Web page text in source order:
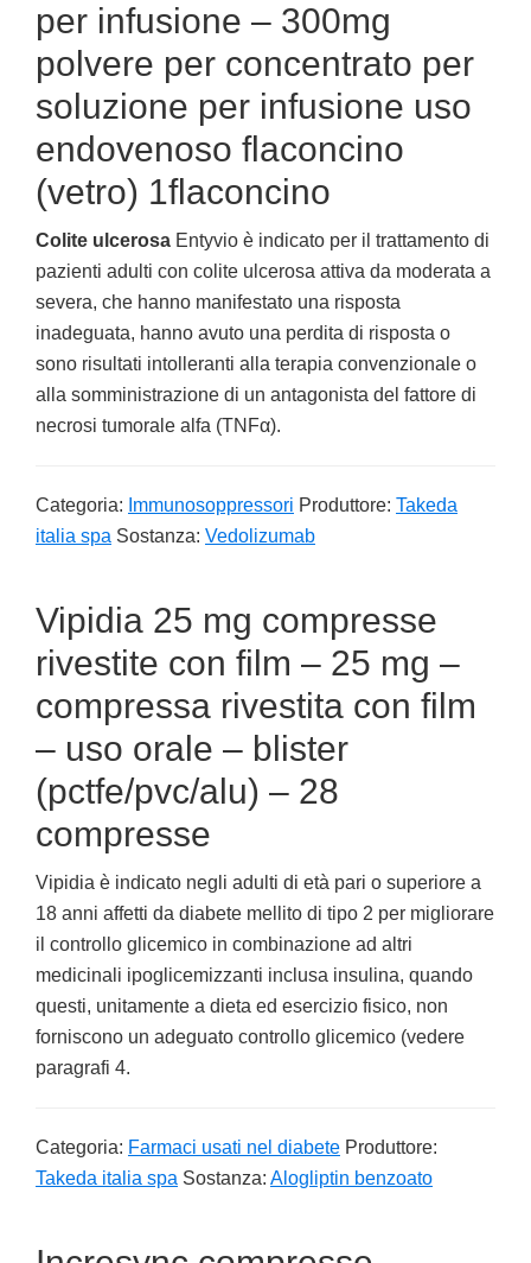
per infusione – 300mg
polvere per concentrato per
soluzione per infusione uso
endovenoso flaconcino
(vetro) 1flaconcino
Colite ulcerosa Entyvio è indicato per il trattamento di
pazienti adulti con colite ulcerosa attiva da moderata a
severa, che hanno manifestato una risposta
inadeguata, hanno avuto una perdita di risposta o
sono risultati intolleranti alla terapia convenzionale o
alla somministrazione di un antagonista del fattore di
necrosi tumorale alfa (TNFα).
Categoria: Immunosoppressori Produttore: Takeda
italia spa Sostanza: Vedolizumab
Vipidia 25 mg compresse
rivestite con film – 25 mg –
compressa rivestita con film
– uso orale – blister
(pctfe/pvc/alu) – 28
compresse
Vipidia è indicato negli adulti di età pari o superiore a
18 anni affetti da diabete mellito di tipo 2 per migliorare
il controllo glicemico in combinazione ad altri
medicinali ipoglicemizzanti inclusa insulina, quando
questi, unitamente a dieta ed esercizio fisico, non
forniscono un adeguato controllo glicemico (vedere
paragrafi 4.
Categoria: Farmaci usati nel diabete Produttore:
Takeda italia spa Sostanza: Alogliptin benzoato